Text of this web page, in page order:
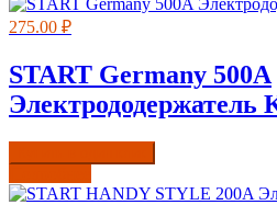
275.00 ₽
START Germany 500A
Электрододержатель